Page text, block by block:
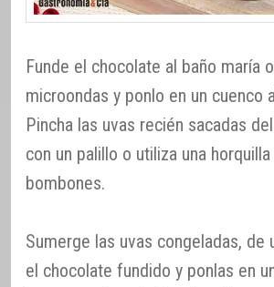
Funde el chocolate al baño maría
microondas y ponlo en un cuenco
Pincha las uvas recién sacadas
con un palillo o utiliza una horquilla
bombones.
Sumerge las uvas congeladas, de
el chocolate fundido y ponlas en